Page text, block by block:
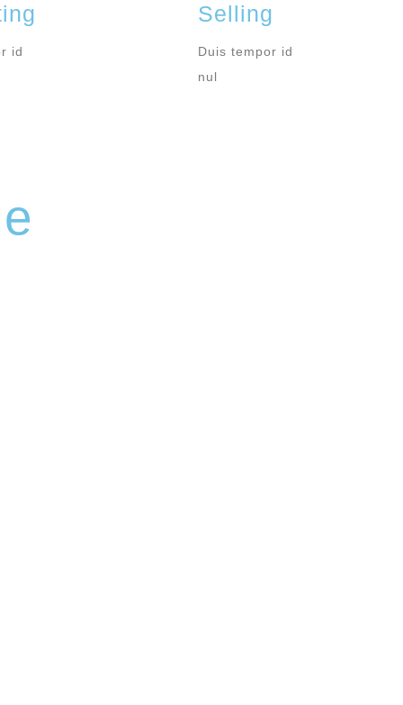
id
Selling
Duis tempor id
nul